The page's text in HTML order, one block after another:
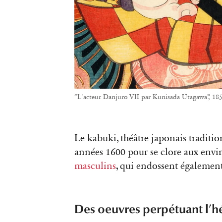
“L'acteur Danjuro VII par Kunisada Utagawa”,
Le kabuki, théâtre japonais
années 1600 pour se clore aux
masculins, qui endossent
Des oeuvres perpétuant